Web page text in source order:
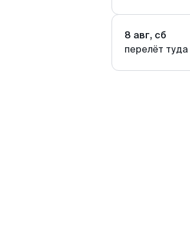
8 авг, сб
перелёт туда